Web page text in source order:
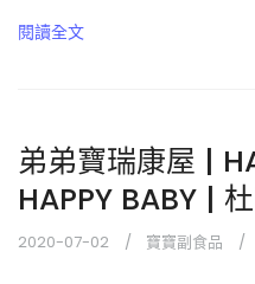
閱讀全文
弟弟寶瑞康屋 |
HAPPY BABY |
2020-07-02 寶寶副食品